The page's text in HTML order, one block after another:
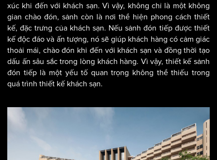
Kiến trúc nghỉ dưỡng tại khách sạn ven biển 5 sao
Sảnh đón tiếp là không gian đầu tiên mà khách hàng tiếp
xúc khi đến với khách sạn. Vì vậy, không chỉ là một không
gian chào đón, sảnh còn là nơi thể hiện phong cách thiết
kế, đặc trưng của khách sạn. Nếu sảnh đón tiếp được thiết
thoải mái, chào đón khi đến với khách sạn và đồng thời tạo
dấu ấn sâu sắc trong lòng khách hàng. Vì vậy, thiết kế sảnh
đón tiếp là một yếu tố quan trọng không thể thiếu trong
quá trình thiết kế khách sạn.